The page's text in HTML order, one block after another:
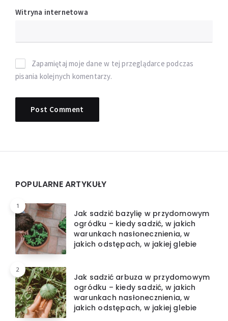
Witryna internetowa
Zapamiętaj moje dane w tej przeglądarce podczas
pisania kolejnych komentarzy.
Widgets
POPULARNE ARTYKUŁY
1
Jak sadzić bazylię w przydomowym
ogródku – kiedy sadzić, w jakich
warunkach nasłonecznienia, w
jakich odstępach, w jakiej glebie
2
Jak sadzić arbuza w przydomowym
ogródku – kiedy sadzić, w jakich
warunkach nasłonecznienia, w
jakich odstępach, w jakiej glebie